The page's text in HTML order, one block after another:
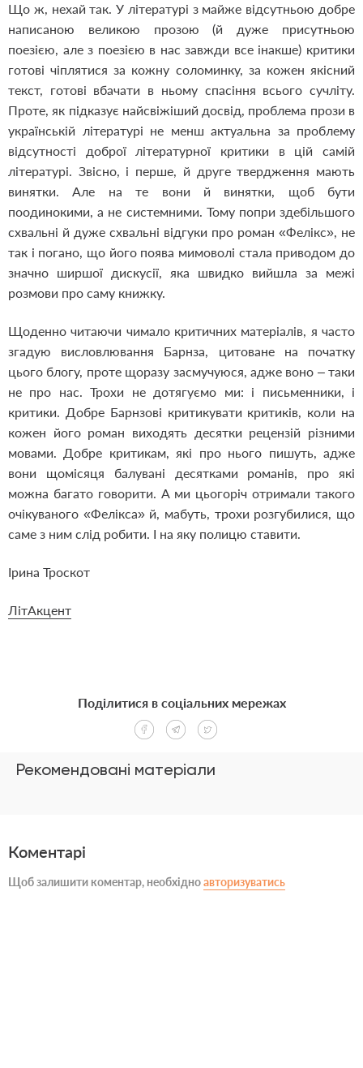
Що ж, нехай так. У літературі з майже відсутньою добре
написаною великою прозою (й дуже присутньою
поезією, але з поезією в нас завжди все інакше) критики
готові чіплятися за кожну соломинку, за кожен якісний
текст, готові вбачати в ньому спасіння всього сучліту.
Проте, як підказує найсвіжіший досвід, проблема прози в
українській літературі не менш актуальна за проблему
відсутності доброї літературної критики в цій самій
літературі. Звісно, і перше, й друге твердження мають
винятки. Але на те вони й винятки, щоб бути
поодинокими, а не системними. Тому попри здебільшого
схвальні й дуже схвальні відгуки про роман «Фелікс», не
так і погано, що його поява мимоволі стала приводом до
значно ширшої дискусії, яка швидко вийшла за межі
розмови про саму книжку.
Щоденно читаючи чимало критичних матеріалів, я часто
згадую висловлювання Барнза, цитоване на початку
цього блогу, проте щоразу засмучуюся, адже воно – таки
не про нас. Трохи не дотягуємо ми: і письменники, і
критики. Добре Барнзові критикувати критиків, коли на
кожен його роман виходять десятки рецензій різними
мовами. Добре критикам, які про нього пишуть, адже
вони щомісяця балувані десятками романів, про які
можна багато говорити. А ми цьогоріч отримали такого
очікуваного «Фелікса» й, мабуть, трохи розгубилися, що
саме з ним слід робити. І на яку полицю ставити.
Ірина Троскот
ЛітАкцент
Рекомендовані матеріали
Поділитися в соціальних мережах
Коментарі
Щоб залишити коментар, необхідноавторизуватись